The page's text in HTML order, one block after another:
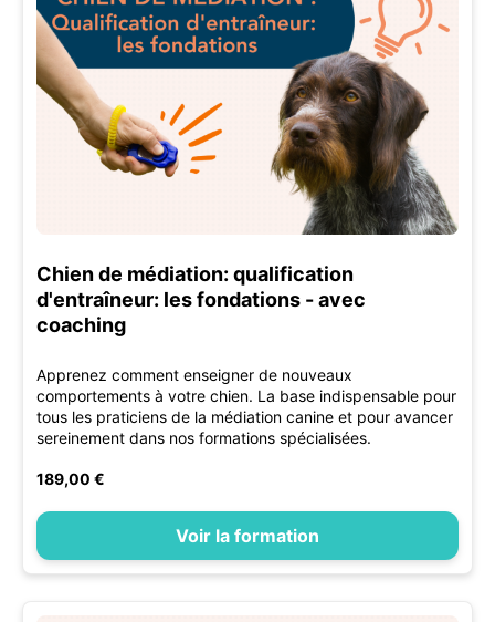
Chien de médiation: qualification
d'entraîneur: les fondations - avec
coaching
Apprenez comment enseigner de nouveaux
comportements à votre chien. La base indispensable pour
tous les praticiens de la médiation canine et pour avancer
sereinement dans nos formations spécialisées.
189,00 €
Voir la formation